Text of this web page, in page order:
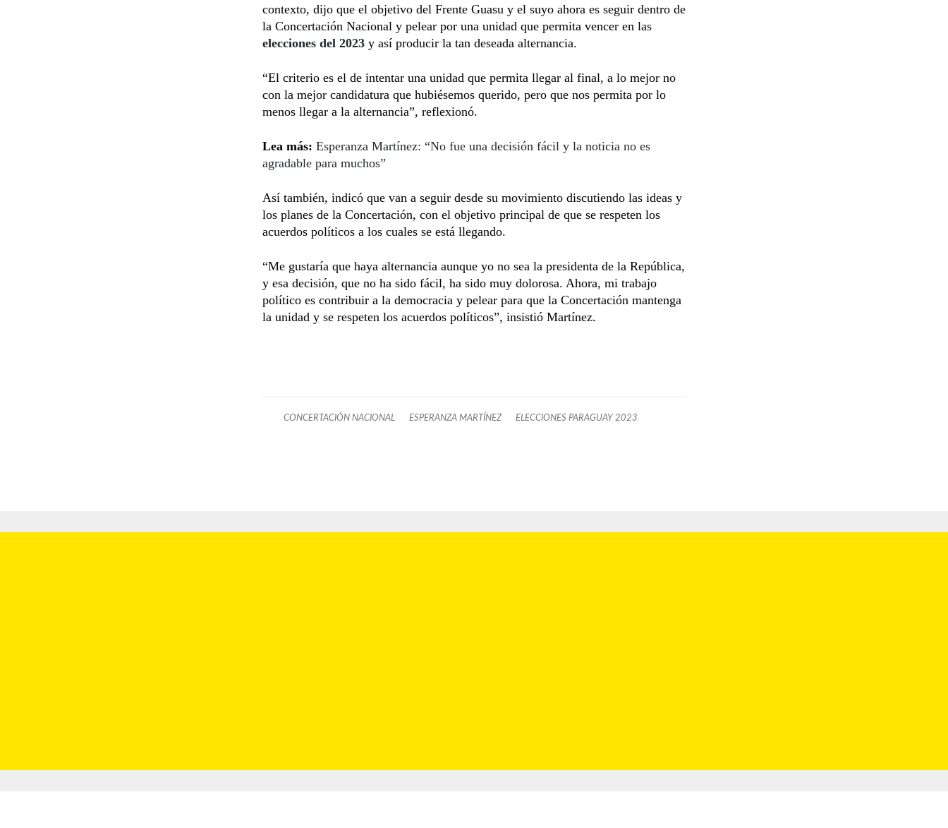
contexto, dijo que el objetivo del Frente Guasu y el suyo ahora es seguir dentro de
la Concertación Nacional y pelear por una unidad que permita vencer en las
elecciones del 2023 y así producir la tan deseada alternancia.
“El criterio es el de intentar una unidad que permita llegar al final, a lo mejor no
con la mejor candidatura que hubiésemos querido, pero que nos permita por lo
menos llegar a la alternancia”, reflexionó.
Lea más: Esperanza Martínez: “No fue una decisión fácil y la noticia no es
agradable para muchos”
Así también, indicó que van a seguir desde su movimiento discutiendo las ideas y
los planes de la Concertación, con el objetivo principal de que se respeten los
acuerdos políticos a los cuales se está llegando.
“Me gustaría que haya alternancia aunque yo no sea la presidenta de la República,
y esa decisión, que no ha sido fácil, ha sido muy dolorosa. Ahora, mi trabajo
político es contribuir a la democracia y pelear para que la Concertación mantenga
la unidad y se respeten los acuerdos políticos”, insistió Martínez.
CONCERTACIÓN NACIONAL ESPERANZA MARTÍNEZ ELECCIONES PARAGUAY 2023